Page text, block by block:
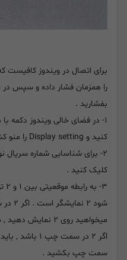
بفشارید .
۱- در فضای خالی ویندوز
کنید و Display setting را منو کشویی که ظاهر میشود انتخاب کنید .
۲- برای شناسایی شماره
کلیک کنید .
میخواهید روی ۲
اگر ۲ در سمت
سمت چپ بکشید .